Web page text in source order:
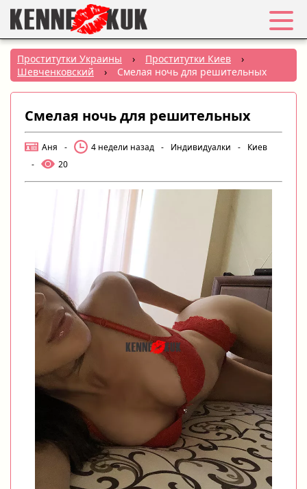
Избранное
Вход
Регистрация
Города:
РУС |
УКР
Создать объявление
Проститутки Украины › Проститутки Киев
›
Шевченковский
› Смелая ночь для решительных
Смелая ночь для решительных
Аня - 4 недели назад - Индивидуалки -
Киев
-
20